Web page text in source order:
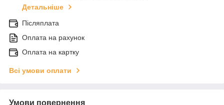
Детальніше
Післяплата
Оплата на рахунок
Оплата на картку
Всі умови оплати
Умови повернення